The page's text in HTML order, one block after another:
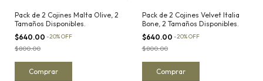
Pack de 2 Cojines Malta Olive, 2
Tamaños Disponibles.
$640.00 -20%OFF
$800.00
Comprar
Pack de 2 Cojines Velvet Italia
Bone, 2 Tamaños Disponibles.
$640.00 -20%OFF
$800.00
Comprar